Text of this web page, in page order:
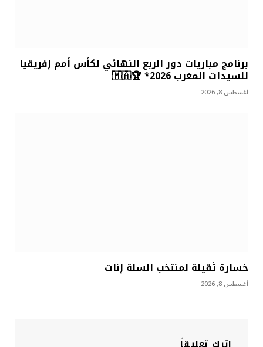
برنامج مباريات دور الربع النهائي لكأس أمم إفريقيا
للسيدات المغرب 2026* 🏆🇲🇦
أغسطس 8, 2026
خسارة ثقيلة لمنتخب السلة إنات
أغسطس 8, 2026